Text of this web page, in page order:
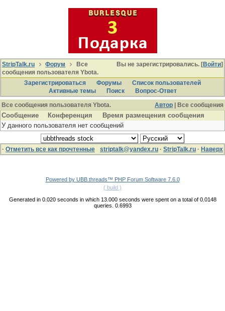
Вы не зарегистрировались. [Войти]
StripTalk.ru Форум
Все
сообщения пользователя Ybota.
Зарегистрироваться
Форумы
Список пользователей
Активные темы
Поиcк
Вопрос-Ответ
Автор | Все сообщения
Все сообщения пользователя Ybota.
Сообщение Конференция
Время размещения сообщения
У данного пользователя нет сообщений
· Отметить все как прочтенные striptalk@yandex.ru · StripTalk.ru · Наверх
Powered by UBB.threads™ PHP Forum Software 7.6.0
( build )
Generated in 0.020 seconds in which 13.000 seconds were spent on a total of 0.0148
queries. 0.6993